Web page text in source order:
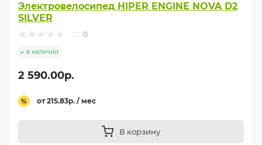
Электровелосипед HIPER ENGINE NOVA D2
SILVER
0
в наличии
2 590.00р.
% от 215.83р. / мес
В корзину